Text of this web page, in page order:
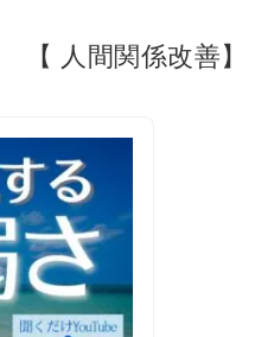
【 人間関係改善